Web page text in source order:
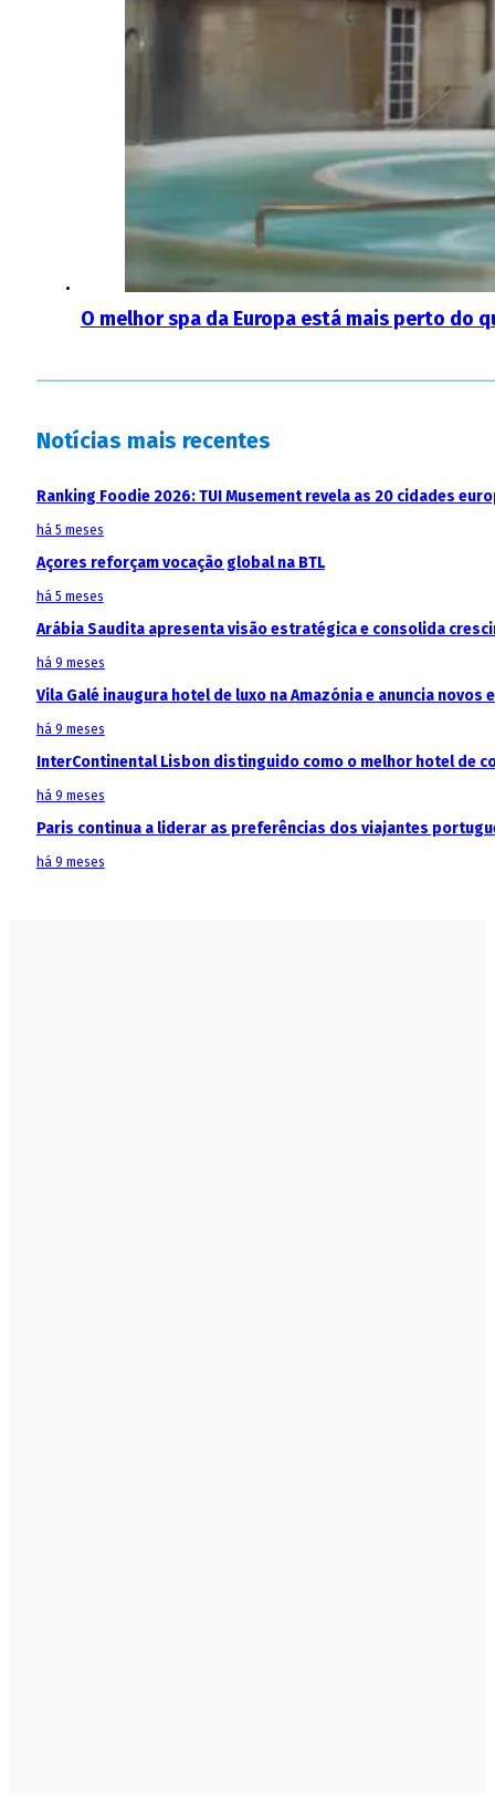
O melhor spa da Europa está mais perto do
Notícias mais recentes
Ranking Foodie 2026: TUI Musement revela as 20 cidades
há 5 meses
Açores reforçam vocação global na BTL
há 5 meses
Arábia Saudita apresenta visão estratégica e consolida
há 9 meses
Vila Galé inaugura hotel de luxo na Amazónia e anuncia
há 9 meses
InterContinental Lisbon distinguido como o melhor hotel de
há 9 meses
Paris continua a liderar as preferências dos viajantes
há 9 meses